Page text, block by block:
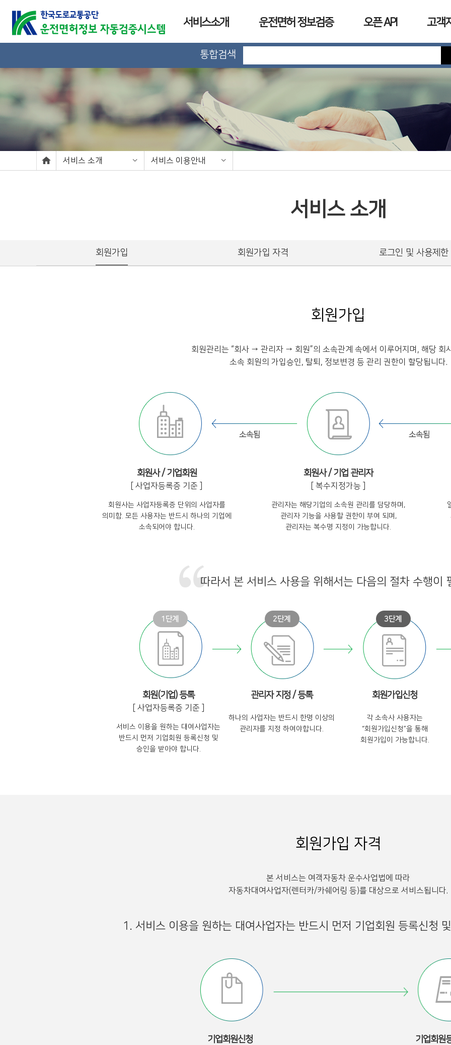
서비스소개 운전면허 정보검증 오픈 API 고객
통합검색
서비스 소개 서비스 이용안내
서비스 소개
회원가입 회원가입 자격 로그인 및 사용제한
회원가입
회원관리는 “회사 → 관리자 → 회원”의 소속관계 속에서 이루어지며, 해당 회
소속 회원의 가입승인, 탈퇴, 정보변경 등 관리 권한이 할당됩니다.
회원사 / 기업회원
[ 사업자등록증 기준 ]
회원사는 사업자등록증 단위의 사업자를
의미함. 모든 사용자는 반드시 하나의 기업에
소속되어야 합니다.
회원사 / 기업 관리자
[ 복수지정가능 ]
관리자는 해당기업의 소속원 관리를 담당하며,
관리자 기능을 사용할 권한이 부여 되며,
관리자는 복수명 지정이 가능합니다.
따라서 본 서비스 사용을 위해서는 다음의 절차 수행이
회원(기업) 등록
[ 사업자등록증 기준 ]
서비스 이용을 원하는 대여사업자는
반드시 먼저 기업회원 등록신청 및
승인을 받아야 합니다.
관리자 지정 / 등록
하나의 사업자는 반드시 한명 이상의
관리자를 지정 하여야합니다.
회원가입신청
각 소속사 사용자는
“회원가입신청”을 통해
회원가입이 가능합니다.
회원가입 자격
본 서비스는 여객자동차 운수사업법에 따라
자동차대여사업자(렌터카/카쉐어링 등)를 대상으로 서비스됩니다.
1. 서비스 이용을 원하는 대여사업자는 반드시 먼저 기업회원 등록신청
기업회원신청 기업회원